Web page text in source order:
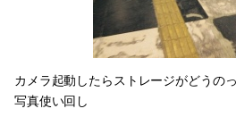
カメラ起動したらストレージがどうの
写真使い回し